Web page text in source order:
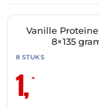
🔥 OP=OP
Vanille
8×135
8 STUKS
1,–